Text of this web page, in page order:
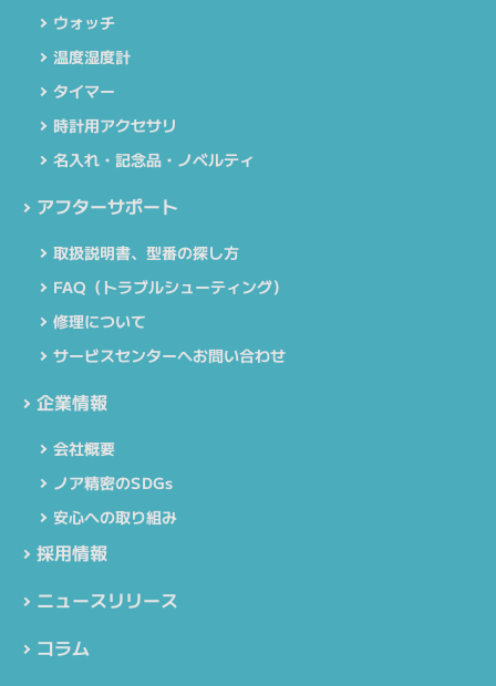
ウォッチ
温度湿度計
タイマー
時計用アクセサリ
名入れ・記念品・ノベルティ
アフターサポート
取扱説明書、型番の探し方
FAQ（トラブルシューティング）
修理について
サービスセンターへお問い合わせ
企業情報
会社概要
ノア精密のSDGs
安心への取り組み
採用情報
ニュースリリース
コラム